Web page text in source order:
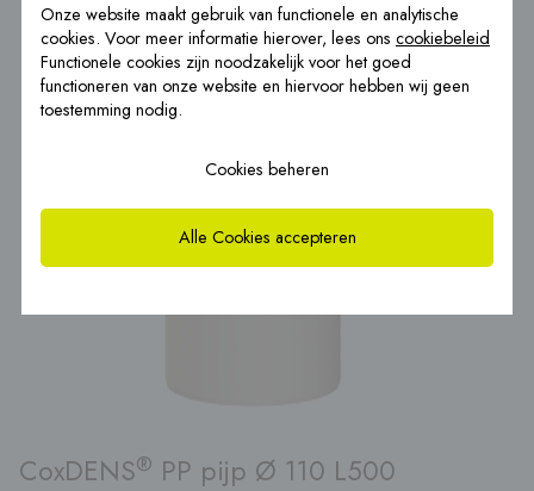
CoxDENS® PP pijp Ø 110 L500
Onze website maakt gebruik van functionele en analytische
cookies. Voor meer informatie hierover, lees ons cookiebeleid
Functionele cookies zijn noodzakelijk voor het goed
functioneren van onze website en hiervoor hebben wij geen
toestemming nodig.
Cookies beheren
Alle Cookies accepteren